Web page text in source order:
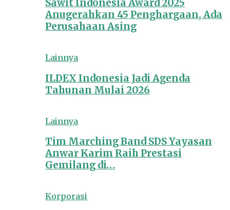
Sawit Indonesia Award 2025
Anugerahkan 45 Penghargaan, Ada
Perusahaan Asing
Lainnya
ILDEX Indonesia Jadi Agenda
Tahunan Mulai 2026
Lainnya
Tim Marching Band SDS Yayasan
Anwar Karim Raih Prestasi
Gemilang di…
Korporasi